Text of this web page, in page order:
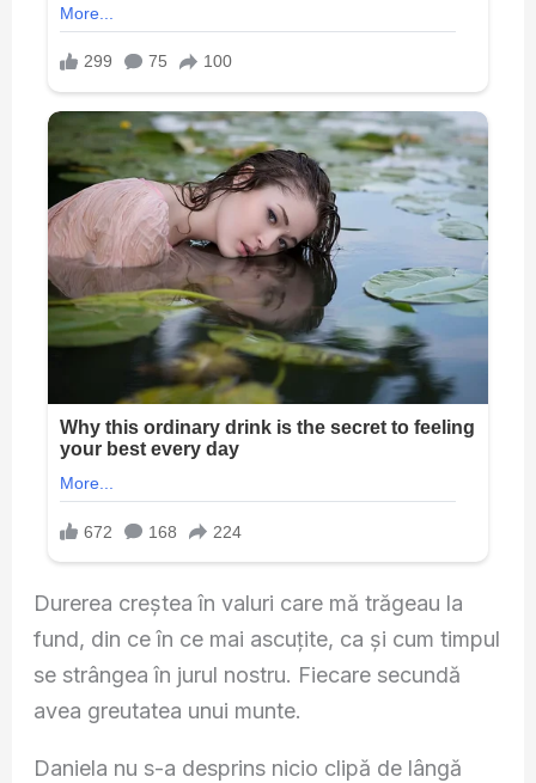
Durerea creștea în valuri care mă trăgeau la
fund, din ce în ce mai ascuțite, ca și cum timpul
se strângea în jurul nostru. Fiecare secundă
avea greutatea unui munte.
Daniela nu s-a desprins nicio clipă de lângă